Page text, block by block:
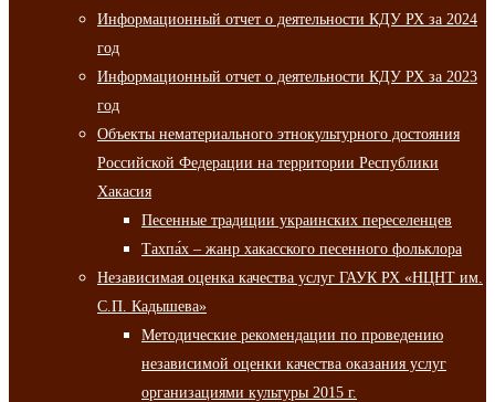
Информационный отчет о деятельности КДУ РХ за 2024
год
Информационный отчет о деятельности КДУ РХ за 2023
год
Объекты нематериального этнокультурного достояния
Российской Федерации на территории Республики
Хакасия
Песенные традиции украинских переселенцев
Тахпа́х – жанр хакасского песенного фольклора
Независимая оценка качества услуг ГАУК РХ «НЦНТ им.
С.П. Кадышева»
Методические рекомендации по проведению
независимой оценки качества оказания услуг
организациями культуры 2015 г.